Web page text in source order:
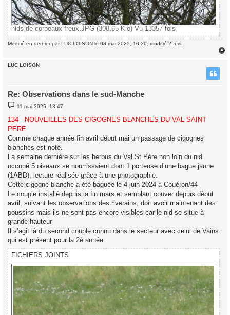
nids de corbeaux freux.JPG (308.65 Kio) Vu 13357 fois
Modifié en dernier parLUC LOISON le 08 mai 2025, 10:30, modifié 2 fois.
LUC LOISON
Re: Observations dans le sud-Manche
M
e
s
s
a
e
11 mai 2025, 18:47
134 - NOUVEILLES DES CIGOGNES BLANCHES DU VAL SAINT
PERE
Comme chaque année fin avril début mai un passage de cigognes
blanches est noté.
La semaine dernière sur les herbus du Val St Père non loin du nid
occupé 5 oiseaux se nourrissaient dont 1 porteuse d’une bague jaune
(1ABD), lecture réalisée grâce à une photographie.
Cette cigogne blanche a été baguée le 4 juin 2024 à Couéron/44
Le couple installé depuis la fin mars et semblant couver depuis début
avril, suivant les observations des riverains, doit avoir maintenant des
poussins mais ils ne sont pas encore visibles car le nid se situe à
grande hauteur
Il s’agit là du second couple connu dans le secteur avec celui de Vains
qui est présent pour la 2é année
FICHIERS JOINTS